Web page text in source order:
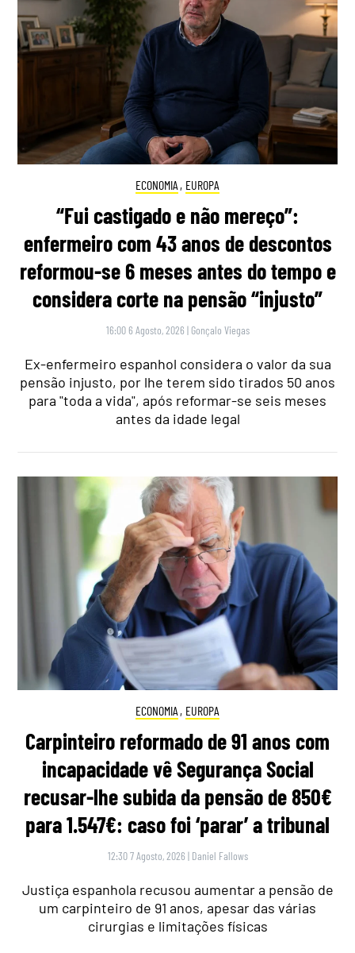
ECONOMIA , EUROPA
“Fui castigado e não mereço”:
enfermeiro com 43 anos de descontos
reformou-se 6 meses antes do tempo e
considera corte na pensão “injusto”
16:00 6 Agosto, 2026 | Gonçalo Viegas
Ex-enfermeiro espanhol considera o valor da sua
pensão injusto, por lhe terem sido tirados 50 anos
para "toda a vida", após reformar-se seis meses
antes da idade legal
ECONOMIA , EUROPA
Carpinteiro reformado de 91 anos com
incapacidade vê Segurança Social
recusar-lhe subida da pensão de 850€
para 1.547€: caso foi ‘parar’ a tribunal
12:30 7 Agosto, 2026 | Daniel Fallows
Justiça espanhola recusou aumentar a pensão de
um carpinteiro de 91 anos, apesar das várias
cirurgias e limitações físicas